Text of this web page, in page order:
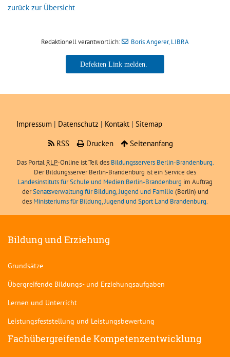
zurück zur Übersicht
Redaktionell verantwortlich: Boris Angerer, LIBRA
Boris Angerer, LIBRA
Impressum | Datenschutz | Kontakt | Sitemap
RSS
Drucken Seitenanfang
Das Portal RLP-Online ist Teil des Bildungsservers Berlin-Brandenburg.
Der Bildungsserver Berlin-Brandenburg ist ein Service des
Landesinstituts für Schule und Medien Berlin-Brandenburg im Auftrag
derSenatsverwaltung für Bildung, Jugend und Familie (Berlin) und
des Ministeriums für Bildung, Jugend und Sport Land Brandenburg.
Bildung und Erziehung
Grundsätze
Übergreifende Bildungs- und Erziehungsaufgaben
Lernen und Unterricht
Leistungsfeststellung und Leistungsbewertung
Fachübergreifende Kompetenzentwicklung